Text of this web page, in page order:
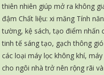
thiên nhiên giúp mở ra không
đậm Chất liệu: xi măng Tính
tường, kệ sách, tạo điểm nhấn
tinh tế sáng tạo, gạch thông
các loại máy lọc không khí,
cho ngôi nhà trở nên rộng rãi